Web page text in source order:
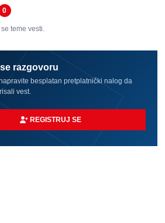
0
teme vesti.
razgovoru
besplatan pretplatnički nalog da
vest.
REGISTRUJ SE